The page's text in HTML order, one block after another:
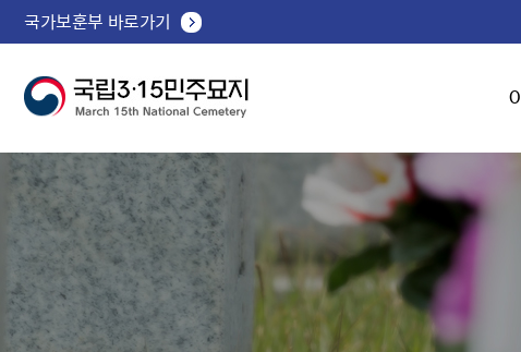
국가보훈부 바로가기